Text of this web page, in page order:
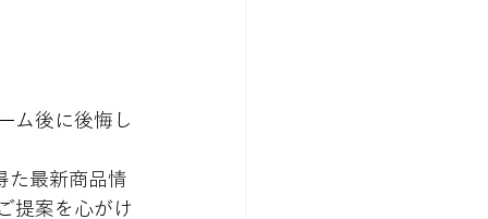
ム後に後悔し
た最新商品情
提案を心がけ